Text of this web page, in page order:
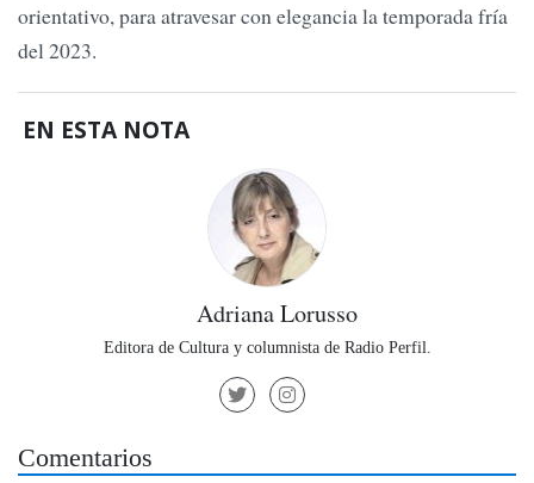
orientativo, para atravesar con elegancia la temporada fría
del 2023.
EN ESTA NOTA
Adriana Lorusso
Editora de Cultura y columnista de Radio Perfil.
Comentarios